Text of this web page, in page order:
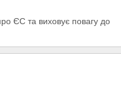
ЄС та виховує повагу до